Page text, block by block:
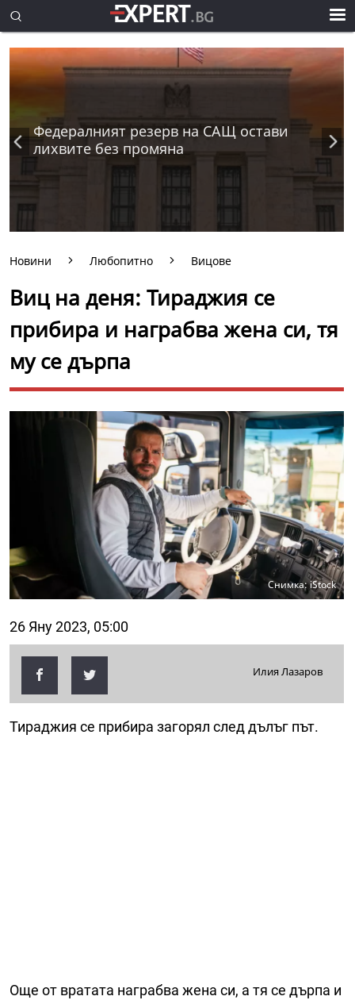
Федералният резерв на САЩ остави
лихвите без промяна
Новини Любопитно Вицове
Виц на деня: Тираджия се
прибира и награбва жена си, тя
му се дърпа
Снимка: iStock
26 Яну 2023, 05:00
Илия Лазаров
Тираджия се прибира загорял след дълъг път.
Още от вратата награбва жена си, а тя се дърпа и